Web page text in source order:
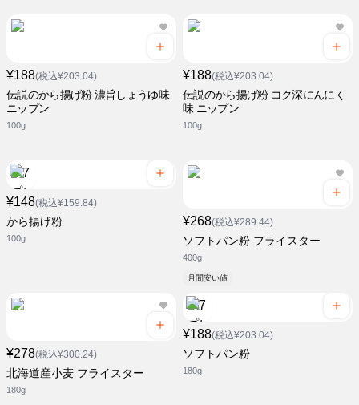
¥188(税込¥203.04)
伝説のから揚げ粉 濃旨しょうゆ味
ニップン
100g
¥188(税込¥203.04)
伝説のから揚げ粉 コク深にんにく
味 ニップン
100g
¥148(税込¥159.84)
から揚げ粉
100g
¥268(税込¥289.44)
ソフトパン粉 フライスター
400g
月間安い値
¥278(税込¥300.24)
北海道産小麦 フライスター
180g
¥188(税込¥203.04)
ソフトパン粉
180g